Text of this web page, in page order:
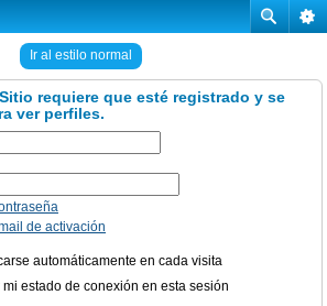
Ir al estilo normal
requiere que esté registrado y se
ver perfiles.
de activación
automáticamente en cada visita
mi estado de conexión en esta sesión